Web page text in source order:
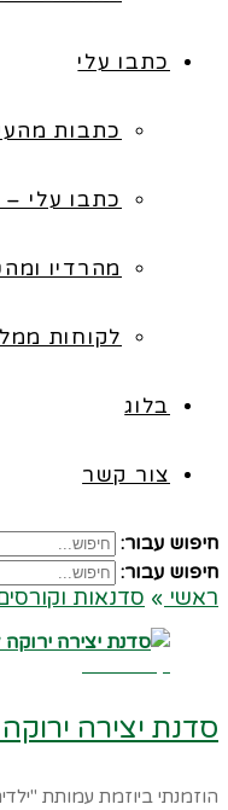
כתבו עלי
כתבות
כתבו עלי
מהרדיו
לקוחות
בלוג
צור קשר
חיפוש עבור:
חיפוש עבור:
ראשי » סדנאות
סדנת יצירה
הוזמנתי ביוזמת עמותת